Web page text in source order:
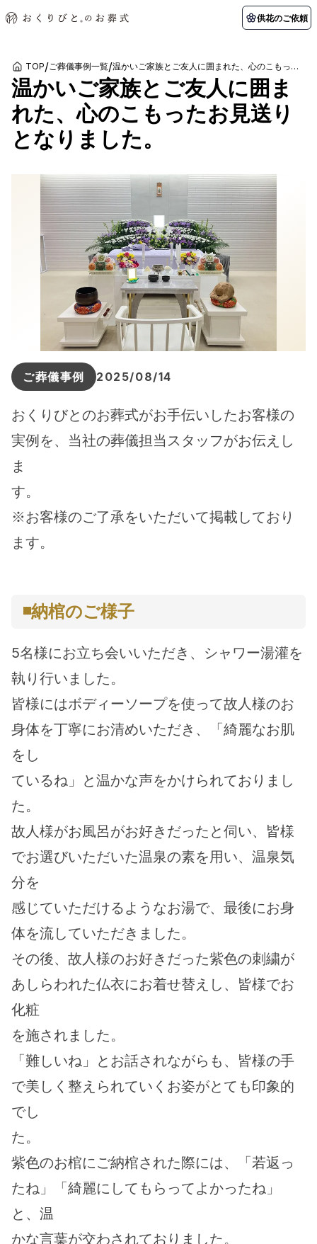
供花のご依頼
初めての方へ
初めての方へ 納棺の儀とは？
葬儀の流れ
アフターサポート
会社を知る
スタッフ一覧 採用情報
店舗用地募集
関東エリア
東京都
千葉県 神奈川県
北海道エリア
札幌市 函館市
お客様の声
ご葬儀事例 お客様の声
よくある質問
葬儀の知識
葬儀の知識 供花のご依頼
TOP/ご葬儀事例一覧/ 温かいご家族とご友人に囲まれた、心のこもったお見送りとなりました。
温かいご家族とご友人に囲ま
れた、心のこもったお見送り
となりました。
ご葬儀事例 2025/08/14
おくりびとのお葬式がお手伝いしたお客様の
実例を、当社の葬儀担当スタッフがお伝えし
ま
す。
※お客様のご了承をいただいて掲載しており
ます。
◾️納棺のご様子
5名様にお立ち会いいただき、シャワー湯灌を
執り行いました。
皆様にはボディーソープを使って故人様のお
身体を丁寧にお清めいただき、「綺麗なお肌
をし
ているね」と温かな声をかけられておりまし
た。
故人様がお風呂がお好きだったと伺い、皆様
でお選びいただいた温泉の素を用い、温泉気
分を
感じていただけるようなお湯で、最後にお身
体を流していただきました。
その後、故人様のお好きだった紫色の刺繍が
あしらわれた仏衣にお着せ替えし、皆様でお
化粧
を施されました。
「難しいね」とお話されながらも、皆様の手
で美しく整えられていくお姿がとても印象的
でし
た。
紫色のお棺にご納棺された際には、「若返っ
たね」「綺麗にしてもらってよかったね」
と、温
かな言葉が交わされておりました。